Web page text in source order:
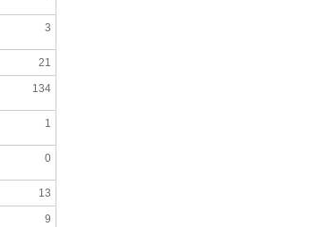
3
21
134
1
0
13
9